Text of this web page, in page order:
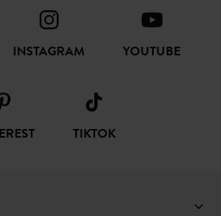
INSTAGRAM YOUTUBE
TIKTOK